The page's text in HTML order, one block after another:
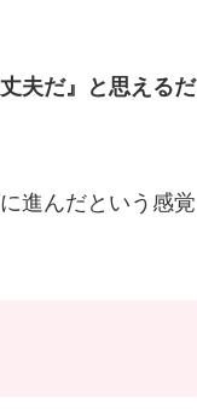
夫だ』と思えるだ
進んだという感覚